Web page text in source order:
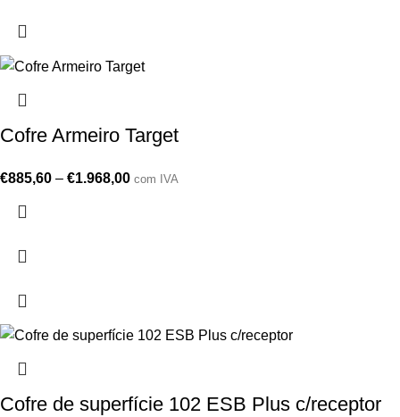
Cofre Armeiro Target
€885,60 – €1.968,00 com IVA
Cofre de superfície 102 ESB Plus c/receptor